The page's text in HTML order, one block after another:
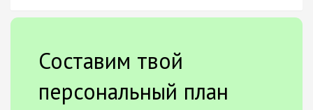
Составим твой
персональный план